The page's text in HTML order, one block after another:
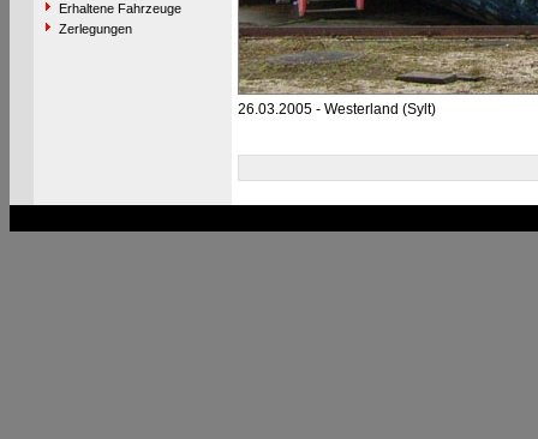
Erhaltene Fahrzeuge
Zerlegungen
26.03.2005 - Westerland (Sylt)